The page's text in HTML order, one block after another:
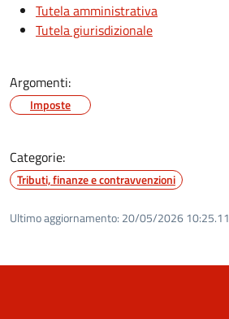
Tutela amministrativa
Tutela giurisdizionale
Argomenti:
Imposte
Categorie:
Tributi, finanze e contravvenzioni
Ultimo aggiornamento: 20/05/2026 10:25.11